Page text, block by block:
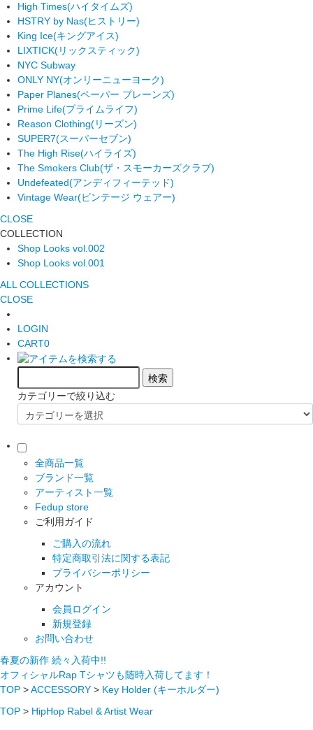
High Times(ハイタイムズ)
HSTRY by Nas(ヒストリー)
King Ice(キングアイス)
LIXTICK(リックスティック)
NYC Subway
ONLY NY(オンリーニューヨーク)
Paper Planes(ペーパー プレーンズ)
Prime Life(プライムライフ)
Reason Clothing(リーズン)
SUPER7(スーパーセブン)
The High Rise(ハイライズ)
The Smokers Club(ザ・スモーカーズクラブ)
Undefeated(アンディフィーテッド)
Vintage Wear(ビンテージ ウェアー)
CLOSE
COLLECTION
Shop Looks vol.002
Shop Looks vol.001
ALL COLLECTIONS
CLOSE
LOGIN
CART0
カテゴリーで絞り込む
全商品一覧
ブランド一覧
アーティスト一覧
Fedup store
ご利用ガイド
ご購入の流れ
特定商取引法に関する表記
プライバシーポリシー
アカウント
会員ログイン
新規登録
お問い合わせ
春夏の新作 続々入荷中!!
オフィシャルRap Tシャツも随時入荷してます！
TOP >ACCESSORY > Key Holder (キーホルダー)
TOP > HipHop Rabel & Artist Wear